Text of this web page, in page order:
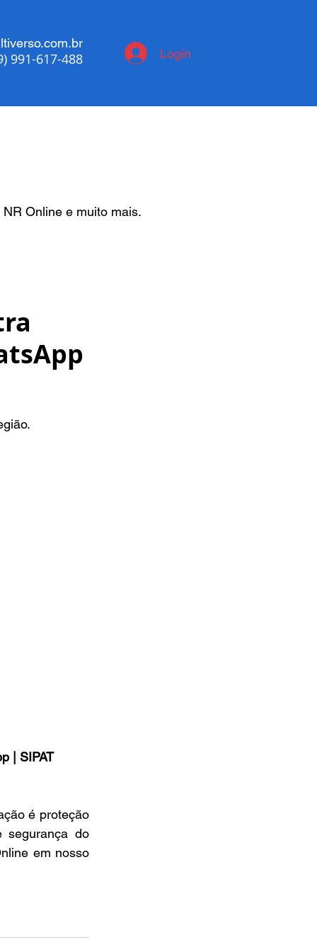
991-617-488 Login
Online e muito mais.
| SIPAT
é proteção
segurança do
em nosso